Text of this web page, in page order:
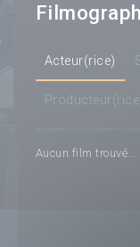
Acteur(rice)
Aucun film trouvé...